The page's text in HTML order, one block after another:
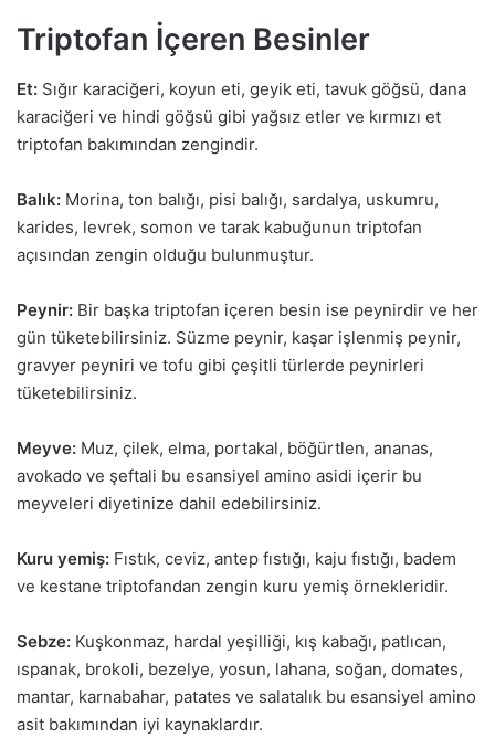
Triptofan İçeren Besinler
Et: Sığır karaciğeri, koyun eti, geyik eti, tavuk göğsü, dana
karaciğeri ve hindi göğsü gibi yağsız etler ve kırmızı et
triptofan bakımından zengindir.
Balık: Morina, ton balığı, pisi balığı, sardalya, uskumru,
karides, levrek, somon ve tarak kabuğunun triptofan
açısından zengin olduğu bulunmuştur.
Peynir: Bir başka triptofan içeren besin ise peynirdir ve her
gün tüketebilirsiniz. Süzme peynir, kaşar işlenmiş peynir,
gravyer peyniri ve tofu gibi çeşitli türlerde peynirleri
tüketebilirsiniz.
Meyve: Muz, çilek, elma, portakal, böğürtlen, ananas,
avokado ve şeftali bu esansiyel amino asidi içerir bu
meyveleri diyetinize dahil edebilirsiniz.
Kuru yemiş: Fıstık, ceviz, antep fıstığı, kaju fıstığı, badem
ve kestane triptofandan zengin kuru yemiş örnekleridir.
Sebze: Kuşkonmaz, hardal yeşilliği, kış kabağı, patlıcan,
ıspanak, brokoli, bezelye, yosun, lahana, soğan, domates,
mantar, karnabahar, patates ve salatalık bu esansiyel amino
asit bakımından iyi kaynaklardır.